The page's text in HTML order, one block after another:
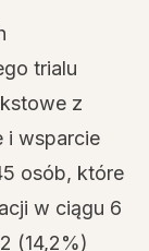
trialu
z
i wsparcie
osób, które
w ciągu 6
(14,2%)